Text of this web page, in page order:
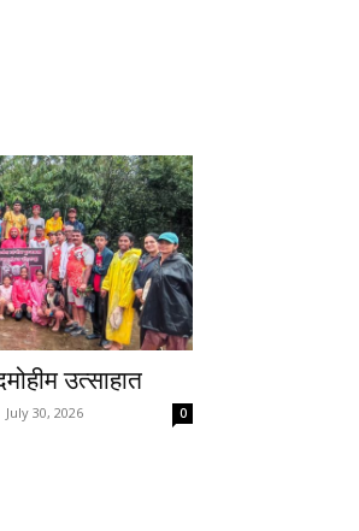
उत्साहात
July 30, 2026 0